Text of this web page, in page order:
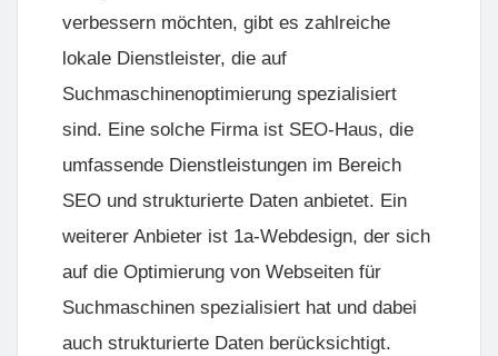
verbessern möchten, gibt es zahlreiche
lokale Dienstleister, die auf
Suchmaschinenoptimierung spezialisiert
sind. Eine solche Firma ist SEO-Haus, die
umfassende Dienstleistungen im Bereich
SEO und strukturierte Daten anbietet. Ein
weiterer Anbieter ist 1a-Webdesign, der sich
auf die Optimierung von Webseiten für
Suchmaschinen spezialisiert hat und dabei
auch strukturierte Daten berücksichtigt.